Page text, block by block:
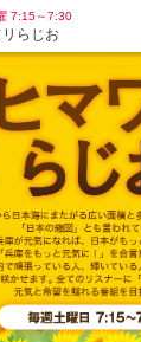
7:15～7:30
リらじお